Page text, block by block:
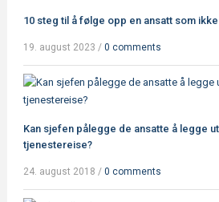
10 steg til å følge opp en ansatt som
19. august 2023 / 0 comments
Kan sjefen pålegge de ansatte å legge
tjenestereise?
24. august 2018 / 0 comments